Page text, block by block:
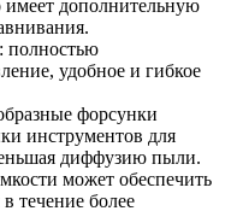
имеет дополнительную
полностью
удобное и гибкое
форсунки
инструментов для
диффузию пыли.
может обеспечить
течение более